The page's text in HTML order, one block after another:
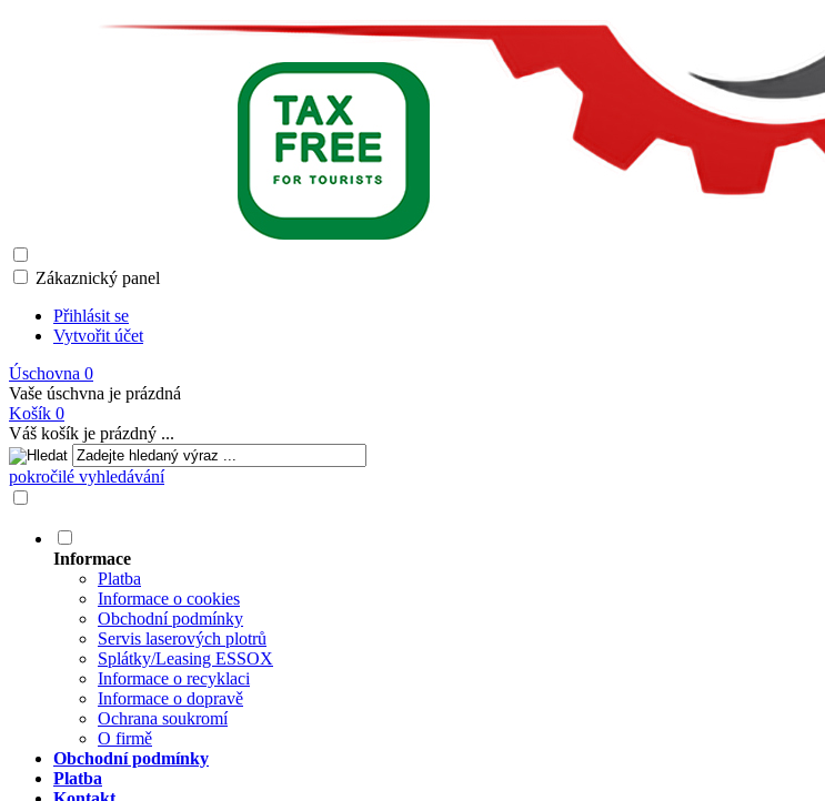
Zákaznický panel
Přihlásit se
Vytvořit účet
Úschovna 0
Vaše úschvna je prázdná
Košík 0
Váš košík je prázdný ...
pokročilé vyhledávání
Informace
Platba
Informace o cookies
Obchodní podmínky
Servis laserových plotrů
Splátky/Leasing ESSOX
Informace o recyklaci
Informace o dopravě
Ochrana soukromí
O firmě
Obchodní podmínky
Platba